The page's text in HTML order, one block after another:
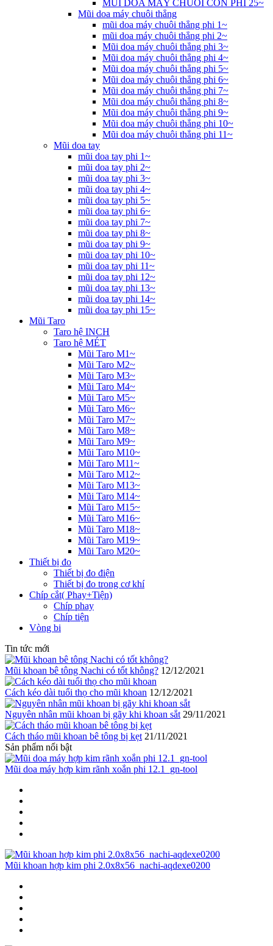
MŨI DOA MÁY CHUÔI CÔN PHI 25~
Mũi doa máy chuôi thẳng
mũi doa máy chuôi thẳng phi 1~
mũi doa máy chuôi thẳng phi 2~
Mũi doa máy chuôi thẳng phi 3~
Mũi doa máy chuôi thẳng phi 4~
Mũi doa máy chuôi thẳng phi 5~
Mũi doa máy chuôi thẳng phi 6~
Mũi doa máy chuôi thẳng phi 7~
Mũi doa máy chuôi thẳng phi 8~
Mũi doa máy chuôi thẳng phi 9~
Mũi doa máy chuôi thẳng phi 10~
Mũi doa máy chuôi thẳng phi 11~
Mũi doa tay
mũi doa tay phi 1~
mũi doa tay phi 2~
mũi doa tay phi 3~
mũi doa tay phi 4~
mũi doa tay phi 5~
mũi doa tay phi 6~
mũi doa tay phi 7~
mũi doa tay phi 8~
mũi doa tay phi 9~
mũi doa tay phi 10~
mũi doa tay phi 11~
mũi doa tay phi 12~
mũi doa tay phi 13~
mũi doa tay phi 14~
mũi doa tay phi 15~
Mũi Taro
Taro hệ INCH
Taro hệ MÉT
Mũi Taro M1~
Mũi Taro M2~
Mũi Taro M3~
Mũi Taro M4~
Mũi Taro M5~
Mũi Taro M6~
Mũi Taro M7~
Mũi Taro M8~
Mũi Taro M9~
Mũi Taro M10~
Mũi Taro M11~
Mũi Taro M12~
Mũi Taro M13~
Mũi Taro M14~
Mũi Taro M15~
Mũi Taro M16~
Mũi Taro M18~
Mũi Taro M19~
Mũi Taro M20~
Thiết bị đo
Thiết bị đo điện
Thiết bị đo trong cơ khí
Chíp cắt( Phay+Tiện)
Chíp phay
Chíp tiện
Vòng bi
Tin tức mới
Mũi khoan bê tông Nachi có tốt không? 12/12/2021
Cách kéo dài tuổi thọ cho mũi khoan 12/12/2021
Nguyên nhân mũi khoan bị gãy khi khoan sắt 29/11/2021
Cách tháo mũi khoan bê tông bị kẹt 21/11/2021
Sản phẩm nổi bật
Mũi doa máy hợp kim rãnh xoắn phi 12.1_gn-tool
Mũi khoan hợp kim phi 2.0x8x56_nachi-aqdexe0200